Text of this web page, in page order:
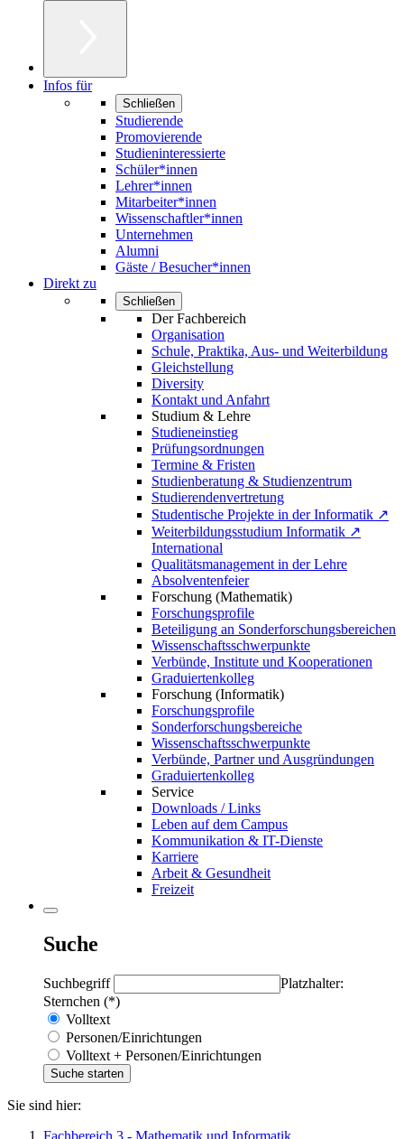
Infos für
Schließen
Studierende
Promovierende
Studieninteressierte
Schüler*innen
Lehrer*innen
Mitarbeiter*innen
Wissenschaftler*innen
Unternehmen
Alumni
Gäste / Besucher*innen
Direkt zu
Schließen
Der Fachbereich
Organisation
Schule, Praktika, Aus- und Weiterbildung
Gleichstellung
Diversity
Kontakt und Anfahrt
Studium & Lehre
Studieneinstieg
Prüfungsordnungen
Termine & Fristen
Studienberatung & Studienzentrum
Studierendenvertretung
Studentische Projekte in der Informatik ↗
Weiterbildungsstudium Informatik ↗
International
Qualitätsmanagement in der Lehre
Absolventenfeier
Forschung (Mathematik)
Forschungsprofile
Beteiligung an Sonderforschungsbereichen
Wissenschaftsschwerpunkte
Verbünde, Institute und Kooperationen
Graduiertenkolleg
Forschung (Informatik)
Forschungsprofile
Sonderforschungsbereiche
Wissenschaftsschwerpunkte
Verbünde, Partner und Ausgründungen
Graduiertenkolleg
Service
Downloads / Links
Leben auf dem Campus
Kommunikation & IT-Dienste
Karriere
Arbeit & Gesundheit
Freizeit
Suche
Suchbegriff
Platzhalter:
Sternchen (*)
Volltext
Personen/Einrichtungen
Volltext + Personen/Einrichtungen
Sie sind hier:
Fachbereich 3 - Mathematik und Informatik